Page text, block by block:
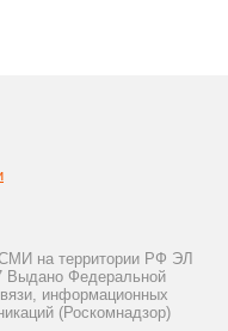
СМИ на территории РФ ЭЛ
Выдано Федеральной
информационных
(Роскомнадзор)